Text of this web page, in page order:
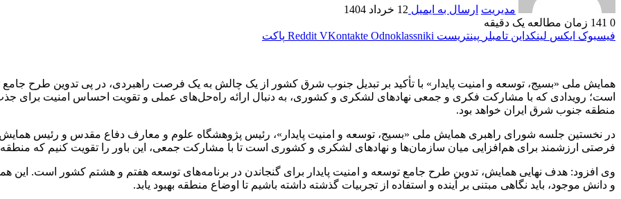
مدیریت ارسال به ایمیل 12 خرداد 1404
0
زمان مطالعه یک دقیقه
فیسبوک ایکس لینکداین تامبلر پینتریست Reddit VKontakte Odnoklassniki پاکت
همایش ملی «بسیج، توسعه و امنیت پایدار» با تأکید بر تبدیل جنوب شرق کشور از یک چالش به یک فرصت راهبردی، در پی تدوین طرح جامع
است؛ رویدادی که با مشارکت فکری و جمعی نهادهای لشکری و کشوری، به دنبال ارائه راه‌حل‌های عملی و تقویت احساس امنیت برای
منطقه جنوب شرق ایران خواهد بود.
در نخستین جلسه شورای راهبری همایش ملی «بسیج، توسعه و امنیت پایدار»، رئیس پژوهشگاه علوم و معارف دفاع مقدس و رئیس همایش
فرصتی ارزشمند برای هم‌افزایی میان سازمان‌ها و نهادهای لشکری و کشوری است تا با مشارکت جمعی، این باور را تقویت کنیم که
وی افزود: هدف نهایی همایش، تدوین طرح جامع توسعه و امنیت پایدار برای گنجاندن در برنامه‌های توسعه هفتم و هشتم کشور است. این
و دانش موجود، باید نگاهی مبتنی بر آینده و استفاده از تجربیات گذشته داشته باشیم تا اوضاع منطقه بهبود یابد.